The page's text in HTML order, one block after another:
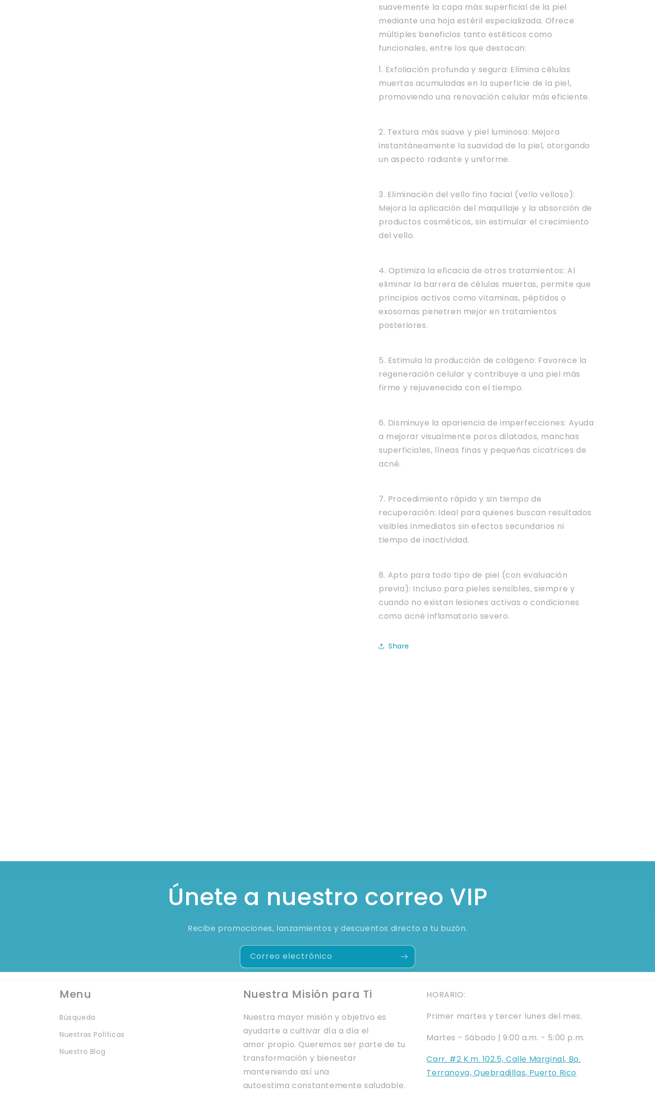
suavemente la capa más superficial de la piel
mediante una hoja estéril especializada. Ofrece
múltiples beneficios tanto estéticos como
funcionales, entre los que destacan:
1. Exfoliación profunda y segura: Elimina células
muertas acumuladas en la superficie de la piel,
promoviendo una renovación celular más eficiente.
2. Textura más suave y piel luminosa: Mejora
instantáneamente la suavidad de la piel, otorgando
un aspecto radiante y uniforme.
3. Eliminación del vello fino facial (vello velloso):
Mejora la aplicación del maquillaje y la absorción de
productos cosméticos, sin estimular el crecimiento
del vello.
4. Optimiza la eficacia de otros tratamientos: Al
eliminar la barrera de células muertas, permite que
principios activos como vitaminas, péptidos o
exosomas penetren mejor en tratamientos
posteriores.
5. Estimula la producción de colágeno: Favorece la
regeneración celular y contribuye a una piel más
firme y rejuvenecida con el tiempo.
6. Disminuye la apariencia de imperfecciones: Ayuda
a mejorar visualmente poros dilatados, manchas
superficiales, líneas finas y pequeñas cicatrices de
acné.
7. Procedimiento rápido y sin tiempo de
recuperación: Ideal para quienes buscan resultados
visibles inmediatos sin efectos secundarios ni
tiempo de inactividad.
8. Apto para todo tipo de piel (con evaluación
previa): Incluso para pieles sensibles, siempre y
cuando no existan lesiones activas o condiciones
como acné inflamatorio severo.
Share
Únete a nuestro correo VIP
Recibe promociones, lanzamientos y descuentos directo a tu buzón.
Correo electrónico
Menu
Búsqueda
Nuestras Políticas
Nuestro Blog
Nuestra Misión para Ti
Nuestra mayor misión y objetivo es
ayudarte a cultivar día a día el
amor propio. Queremos ser parte de tu
transformación y bienestar
manteniendo así una
autoestima constantemente saludable.
HORARIO:
Primer martes y tercer lunes del mes.
Martes - Sábado | 9:00 a.m. - 5:00 p.m.
Carr. #2 K.m. 102.5, Calle Marginal, Bo.
Terranova, Quebradillas, Puerto Rico